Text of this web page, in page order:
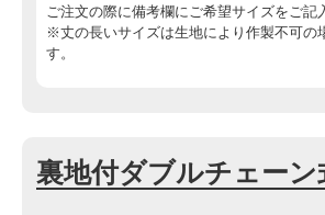
ご注文の際に備考欄にご希望サイズをご記
※丈の長いサイズは生地により作製不可の
す。
裏地付ダブルチェーン